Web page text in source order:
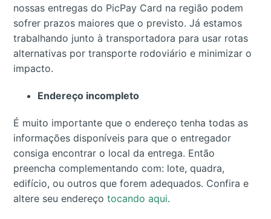
nossas entregas do PicPay Card na região podem
sofrer prazos maiores que o previsto. Já estamos
trabalhando junto à transportadora para usar rotas
alternativas por transporte rodoviário e minimizar o
impacto.
Endereço incompleto
É muito importante que o endereço tenha todas as
informações disponíveis para que o entregador
consiga encontrar o local da entrega. Então
preencha complementando com: lote, quadra,
edifício, ou outros que forem adequados. Confira e
altere seu endereçotocando aqui.